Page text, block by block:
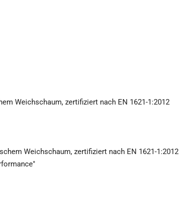
Weichschaum, zertifiziert nach EN 1621-1:2012
Weichschaum, zertifiziert nach EN 1621-1:2012